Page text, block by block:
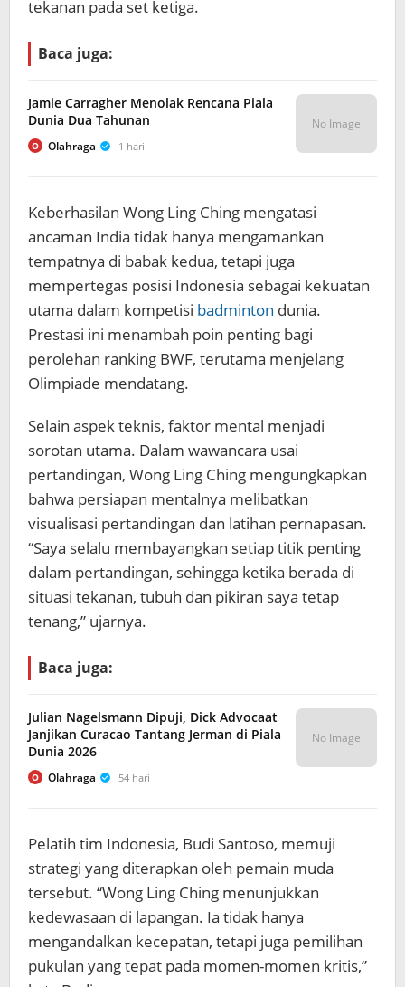
tekanan pada set ketiga.
Baca juga:
Jamie Carragher Menolak Rencana Piala
Dunia Dua Tahunan
O Olahraga 1 hari
No Image
Keberhasilan Wong Ling Ching mengatasi
ancaman India tidak hanya mengamankan
tempatnya di babak kedua, tetapi juga
mempertegas posisi Indonesia sebagai kekuatan
utama dalam kompetisi badminton dunia.
Prestasi ini menambah poin penting bagi
perolehan ranking BWF, terutama menjelang
Olimpiade mendatang.
Selain aspek teknis, faktor mental menjadi
sorotan utama. Dalam wawancara usai
pertandingan, Wong Ling Ching mengungkapkan
bahwa persiapan mentalnya melibatkan
visualisasi pertandingan dan latihan pernapasan.
“Saya selalu membayangkan setiap titik penting
dalam pertandingan, sehingga ketika berada di
situasi tekanan, tubuh dan pikiran saya tetap
tenang,” ujarnya.
Baca juga:
Julian Nagelsmann Dipuji, Dick Advocaat
Janjikan Curacao Tantang Jerman di Piala
Dunia 2026
O Olahraga 54 hari
No Image
Pelatih tim Indonesia, Budi Santoso, memuji
strategi yang diterapkan oleh pemain muda
tersebut. “Wong Ling Ching menunjukkan
kedewasaan di lapangan. Ia tidak hanya
mengandalkan kecepatan, tetapi juga pemilihan
pukulan yang tepat pada momen-momen kritis,”